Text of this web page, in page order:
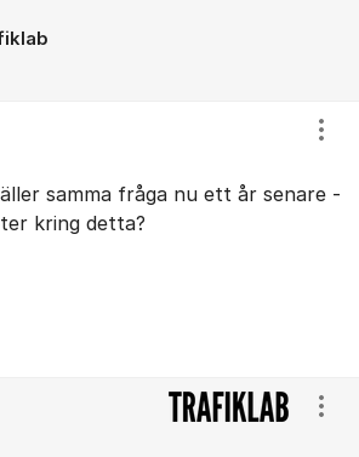
samma fråga nu ett år senare -
kring detta?